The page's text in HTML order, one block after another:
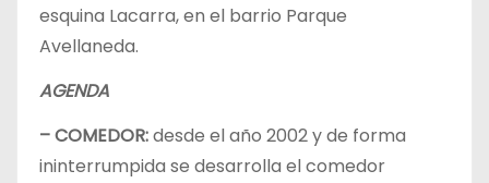
esquina Lacarra, en el barrio Parque
Avellaneda.
AGENDA
– COMEDOR:desde el año 2002 y de forma
ininterrumpida se desarrolla el comedor